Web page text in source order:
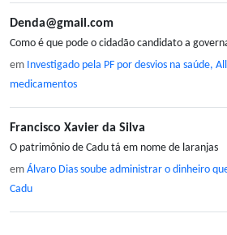
Denda@gmail.com
Como é que pode o cidadão candidato a
em Investigado pela PF por desvios na saúde,
medicamentos
Francisco Xavier da Silva
O patrimônio de Cadu tá em nome de laranjas
em Álvaro Dias soube administrar o dinheiro
Cadu